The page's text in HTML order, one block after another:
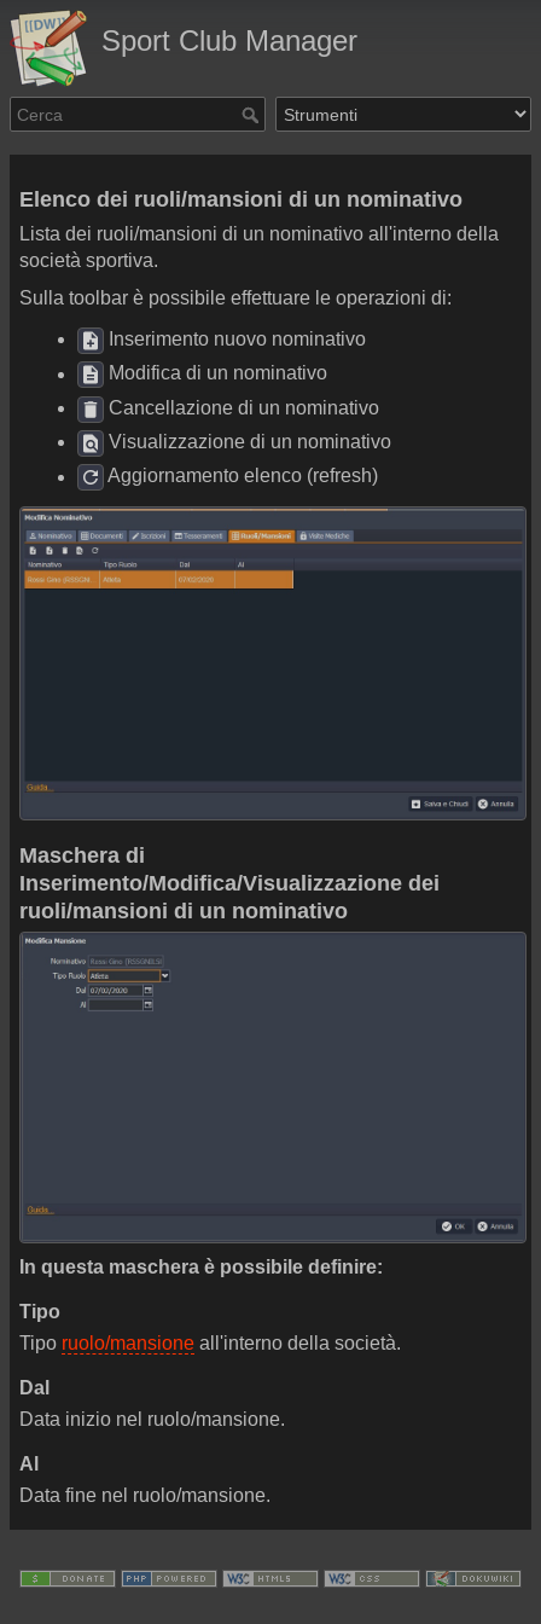
Sport Club Manager
Elenco dei ruoli/mansioni di un nominativo
Lista dei ruoli/mansioni di un nominativo all'interno della
società sportiva.
Sulla toolbar è possibile effettuare le operazioni di:
Inserimento nuovo nominativo
Modifica di un nominativo
Cancellazione di un nominativo
Visualizzazione di un nominativo
Aggiornamento elenco (refresh)
Maschera di
Inserimento/Modifica/Visualizzazione dei
ruoli/mansioni di un nominativo
In questa maschera è possibile definire:
Tipo
Tipo ruolo/mansione all'interno della società.
Dal
Data inizio nel ruolo/mansione.
Al
Data fine nel ruolo/mansione.